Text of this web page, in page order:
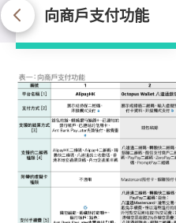
向商戶支付功能
向商戶支付功能